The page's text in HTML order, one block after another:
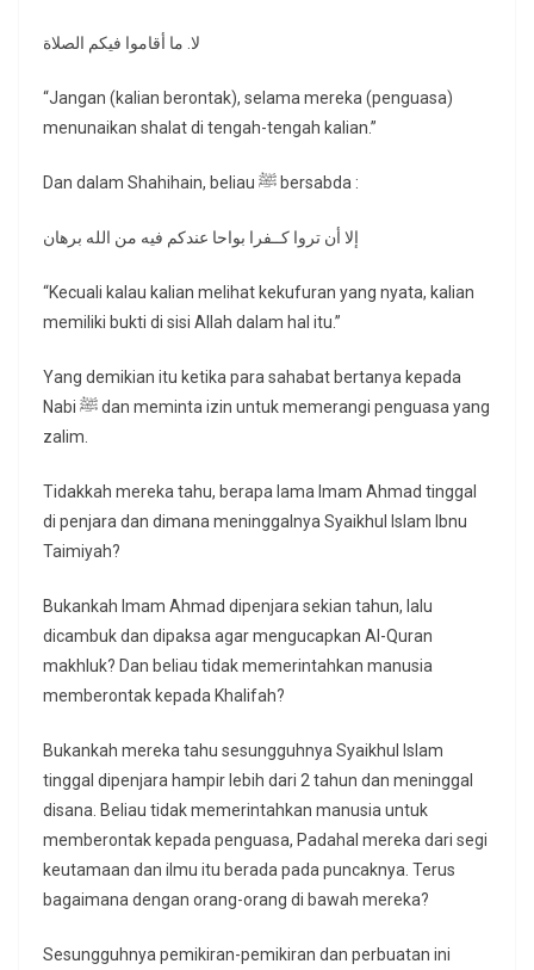
لا. ما أقاموا فيكم الصلاة
“Jangan (kalian berontak), selama mereka (penguasa)
menunaikan shalat di tengah-tengah kalian.”
Dan dalam Shahihain, beliau ﷺ bersabda :
إلا أن تروا كــفرا بواحا عندكم فيه من الله برهان
“Kecuali kalau kalian melihat kekufuran yang nyata, kalian
memiliki bukti di sisi Allah dalam hal itu.”
Yang demikian itu ketika para sahabat bertanya kepada
Nabi ﷺ dan meminta izin untuk memerangi penguasa yang
zalim.
Tidakkah mereka tahu, berapa lama Imam Ahmad tinggal
di penjara dan dimana meninggalnya Syaikhul Islam Ibnu
Taimiyah?
Bukankah Imam Ahmad dipenjara sekian tahun, lalu
dicambuk dan dipaksa agar mengucapkan Al-Quran
makhluk? Dan beliau tidak memerintahkan manusia
memberontak kepada Khalifah?
Bukankah mereka tahu sesungguhnya Syaikhul Islam
tinggal dipenjara hampir lebih dari 2 tahun dan meninggal
disana. Beliau tidak memerintahkan manusia untuk
memberontak kepada penguasa, Padahal mereka dari segi
keutamaan dan ilmu itu berada pada puncaknya. Terus
bagaimana dengan orang-orang di bawah mereka?
Sesungguhnya pemikiran-pemikiran dan perbuatan ini